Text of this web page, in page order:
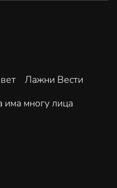
Лажни Вести
има многу лица